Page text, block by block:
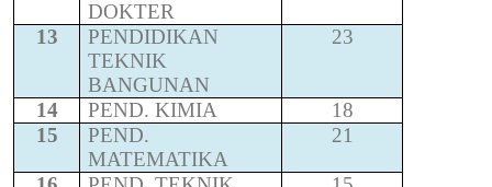
DOKTER
13
PENDIDIKAN
TEKNIK
BANGUNAN
23
14 PEND. KIMIA
18
15
PEND.
MATEMATIKA
21